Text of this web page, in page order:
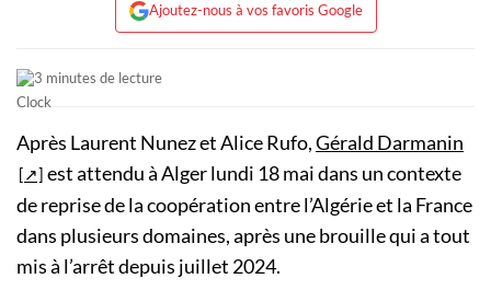
Ajoutez-nous à vos favoris Google
3 minutes de lecture
Après Laurent Nunez et Alice Rufo,Gérald Darmanin
est attendu à Alger lundi 18 mai dans un contexte
de reprise de la coopération entre l’Algérie et la France
dans plusieurs domaines, après une brouille qui a tout
mis à l’arrêt depuis juillet 2024.